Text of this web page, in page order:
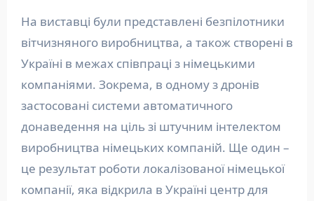
На виставці були представлені безпілотники
вітчизняного виробництва, а також створені в
Україні в межах співпраці з німецькими
компаніями. Зокрема, в одному з дронів
застосовані системи автоматичного
донаведення на ціль зі штучним інтелектом
виробництва німецьких компаній. Ще один –
це результат роботи локалізованої німецької
компанії, яка відкрила в Україні центр для